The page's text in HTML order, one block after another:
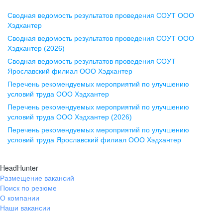
Воронеж
ул. Комиссаржевской, д. 10,
офис 1212
+7 473 280-05-05
pr@vrn.hh.ru
ул. Спартаковская, д. 2А, этаж 3,
помещение 15
+7 843 212-12-50
Екатеринбург
ул. Боевых Дружин, стр. 20,
Сводная ведомость результатов проведения СОУТ ООО
Хэдхантер
Сводная ведомость результатов проведения СОУТ ООО
Хэдхантер (2026)
Сводная ведомость результатов проведения СОУТ
Ярославский филиал ООО Хэдхантер
Перечень рекомендуемых мероприятий по улучшению
условий труда ООО Хэдхантер
Перечень рекомендуемых мероприятий по улучшению
условий труда ООО Хэдхантер (2026)
Перечень рекомендуемых мероприятий по улучшению
условий труда Ярославский филиал ООО Хэдхантер
HeadHunter
Размещение вакансий
Поиск по резюме
О компании
Наши вакансии